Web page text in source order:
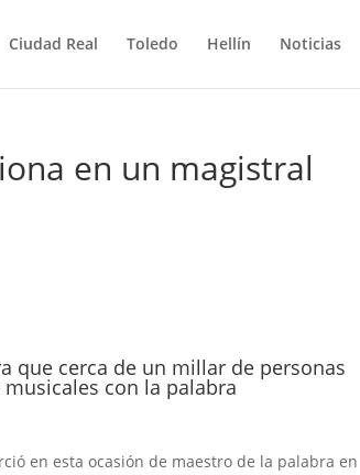
Ciudad Real Toledo Hellín Noticias
en un magistral
que cerca de un millar de personas
con la palabra
en esta ocasión de maestro de la palabra en